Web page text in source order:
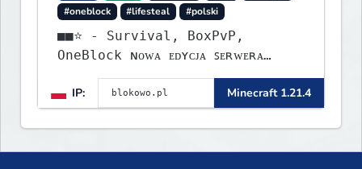
#oneblock
#lifesteal #polski
■■⭐ - Survival, BoxPvP,
OneBlock ɴᴏᴡᴀ ᴇᴅʏᴄᴊᴀ ꜱᴇʀᴡᴇʀᴀ
ᴡʏꜱᴛᴀʀᴛᴏᴡᴀʟᴀ!
IP:
Minecraft 1.21.4